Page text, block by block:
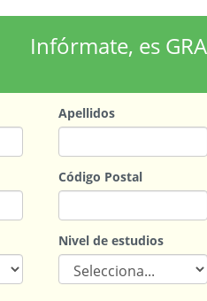
Infórmate, es
Apellidos
Código Postal
Nivel de estudios